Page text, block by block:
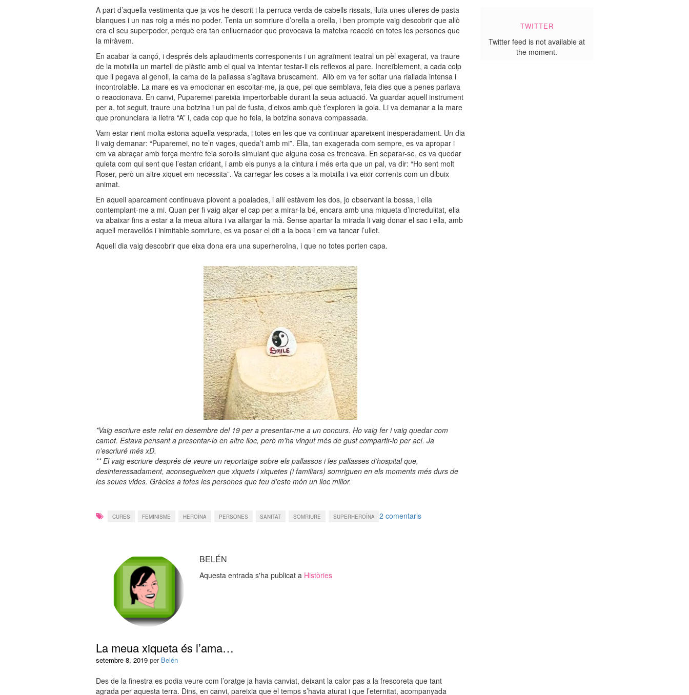
A part d’aquella vestimenta que ja vos he descrit i la perruca verda de cabells rissats, lluïa unes ulleres de pasta
blanques i un nas roig a més no poder. Tenia un somriure d’orella a orella, i ben prompte vaig descobrir que allò
era el seu superpoder, perquè era tan enlluernador que provocava la mateixa reacció en totes les persones que
la miràvem.
En acabar la cançó, i després dels aplaudiments corresponents i un agraïment teatral un pèl exagerat, va traure
de la motxilla un martell de plàstic amb el qual va intentar testar-li els reflexos al pare. Increïblement, a cada colp
que li pegava al genoll, la cama de la pallassa s’agitava bruscament. Allò em va fer soltar una riallada intensa i
incontrolable. La mare es va emocionar en escoltar-me, ja que, pel que semblava, feia dies que a penes parlava
o reaccionava. En canvi, Puparemei pareixia impertorbable durant la seua actuació. Va guardar aquell instrument
per a, tot seguit, traure una botzina i un pal de fusta, d’eixos amb què t’exploren la gola. Li va demanar a la mare
que pronunciara la lletra “A” i, cada cop que ho feia, la botzina sonava compassada.
Vam estar rient molta estona aquella vesprada, i totes en les que va continuar apareixent inesperadament. Un dia
li vaig demanar: “Puparemei, no te’n vages, queda’t amb mi”. Ella, tan exagerada com sempre, es va apropar i
em va abraçar amb força mentre feia sorolls simulant que alguna cosa es trencava. En separar-se, es va quedar
quieta com qui sent que l’estan cridant, i amb els punys a la cintura i més erta que un pal, va dir: “Ho sent molt
Roser, però un altre xiquet em necessita”. Va carregar les coses a la motxilla i va eixir corrents com un dibuix
animat.
En aquell aparcament continuava plovent a poalades, i allí estàvem les dos, jo observant la bossa, i ella
contemplant-me a mi. Quan per fi vaig alçar el cap per a mirar-la bé, encara amb una miqueta d’incredulitat, ella
va abaixar fins a estar a la meua altura i va allargar la mà. Sense apartar la mirada li vaig donar el sac i ella, amb
aquell meravellós i inimitable somriure, es va posar el dit a la boca i em va tancar l’ullet.
Aquell dia vaig descobrir que eixa dona era una superheroïna, i que no totes porten capa.
*Vaig escriure este relat en desembre del 19 per a presentar-me a un concurs. Ho vaig fer i vaig quedar com
camot. Estava pensant a presentar-lo en altre lloc, però m’ha vingut més de gust compartir-lo per ací. Ja
n’escriuré més xD.
** El vaig escriure després de veure un reportatge sobre els pallassos i les pallasses d’hospital que,
desinteressadament, aconsegueixen que xiquets i xiquetes (i familiars) somriguen en els moments més durs de
les seues vides. Gràcies a totes les persones que feu d’este món un lloc millor.
CURES FEMINISME HEROÏNA PERSONES SANITAT SOMRIURE SUPERHEROÏNA 2 comentaris
BELÉN
Aquesta entrada s'ha publicat a Històries
La meua xiqueta és l’ama…
setembre 8, 2019 per Belén
Des de la finestra es podia veure com l’oratge ja havia canviat, deixant la calor pas a la frescoreta que tant
agrada per aquesta terra. Dins, en canvi, pareixia que el temps s’havia aturat i que l’eternitat, acompanyada
TWITTER
Twitter feed is not available at
the moment.